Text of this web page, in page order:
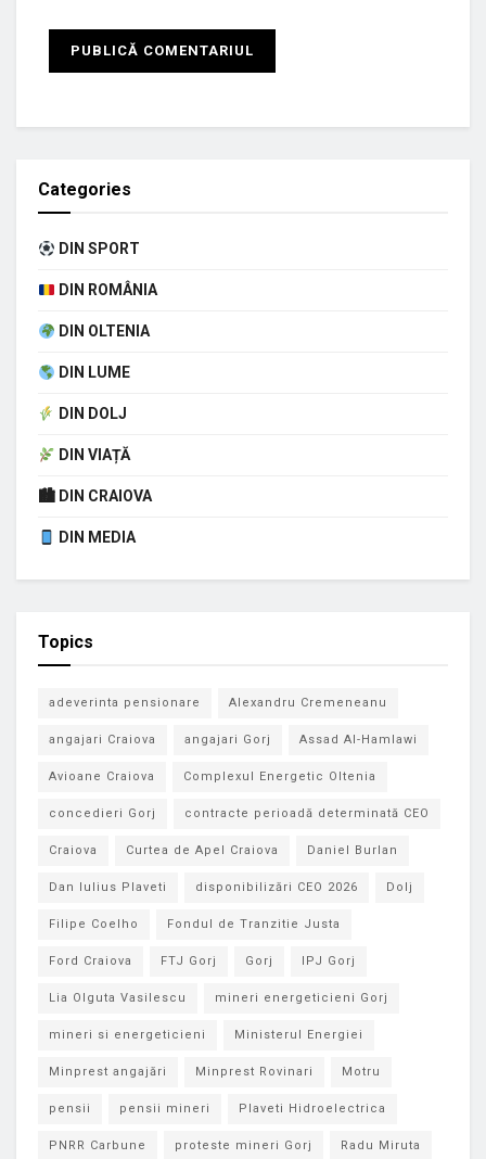
Categories
DIN SPORT
DIN ROMÂNIA
DIN OLTENIA
DIN LUME
DIN DOLJ
DIN VIAȚĂ
🏙 DIN CRAIOVA
DIN MEDIA
Topics
adeverinta pensionare Alexandru Cremeneanu
angajari Craiova angajari Gorj Assad Al-Hamlawi
Avioane Craiova Complexul Energetic Oltenia
concedieri Gorj contracte perioadă determinată CEO
Craiova Curtea de Apel Craiova Daniel Burlan
Dan Iulius Plaveti disponibilizări CEO 2026 Dolj
Filipe Coelho Fondul de Tranzitie Justa
Ford Craiova FTJ Gorj Gorj IPJ Gorj
Lia Olguta Vasilescu mineri energeticieni Gorj
mineri si energeticieni Ministerul Energiei
Minprest angajări Minprest Rovinari Motru
pensii pensii mineri Plaveti Hidroelectrica
PNRR Carbune proteste mineri Gorj Radu Miruta